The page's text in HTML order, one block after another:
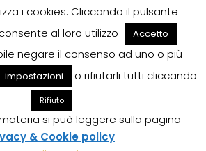
minorile
i cookies. Cliccando il pulsante
al loro utilizzo
Accetto
negare il consenso ad uno o più
impostazioni o rifiutarli tutti cliccando
Rifiuto
si può leggere sulla pagina
& Cookie policy